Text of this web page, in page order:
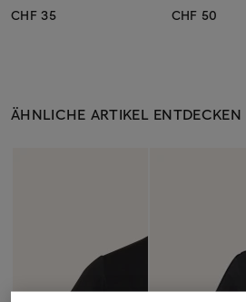
CHF 35
CHF 50
ÄHNLICHE ARTIKEL ENTDECKEN